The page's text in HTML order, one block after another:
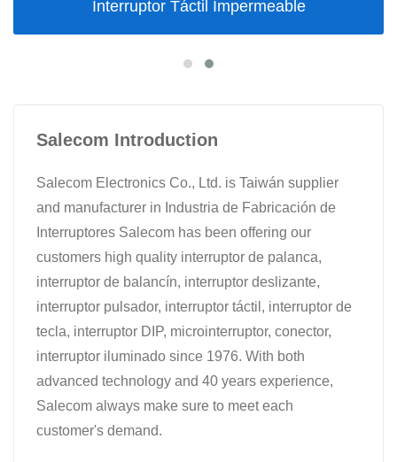
Interruptor Táctil Impermeable
Salecom Introduction
Salecom Electronics Co., Ltd. is Taiwán supplier
and manufacturer in Industria de Fabricación de
Interruptores Salecom has been offering our
customers high quality interruptor de palanca,
interruptor de balancín, interruptor deslizante,
interruptor pulsador, interruptor táctil, interruptor de
tecla, interruptor DIP, microinterruptor, conector,
interruptor iluminado since 1976. With both
advanced technology and 40 years experience,
Salecom always make sure to meet each
customer's demand.